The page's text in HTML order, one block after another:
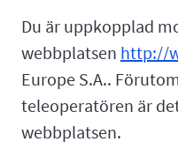
Du är uppkopplad
webbplatsen http://
Europe S.A..
teleoperatören är
webbplatsen.